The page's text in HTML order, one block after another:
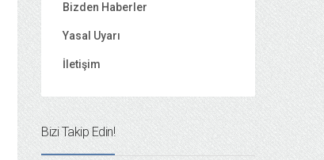
Bizden Haberler
Yasal Uyarı
İletişim
Bizi Takip Edin!